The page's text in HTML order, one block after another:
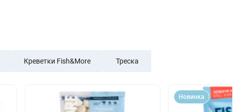
Креветки Fish&More Треска
Новинка